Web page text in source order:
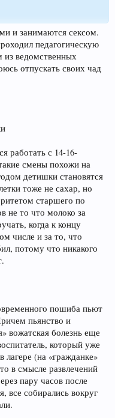
и занимаются сексом.
педагогическую
из ведомственных
отпускать своих чад
работать с 14-16-
смены похожи на
детишки становятся
тоже не сахар, но
старшего по
не то что молоко за
когда к концу
числе и за то, что
потому что никакого
пошиба пьют
пьянство и
вожатская болезнь еще
который уже
лагере (на «гражданке»
в смысле развлечений
пару часов после
все собирались вокруг